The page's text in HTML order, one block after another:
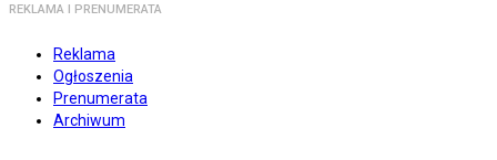
REKLAMA I PRENUMERATA
Reklama
Ogłoszenia
Prenumerata
Archiwum